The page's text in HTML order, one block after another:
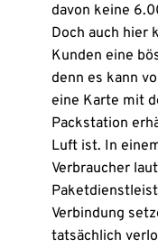
davon keine
Doch auch hier
Kunden eine
denn es kann
eine Karte mit
Packstation
Luft ist. In
Verbraucher
Verbindung
tatsächlich